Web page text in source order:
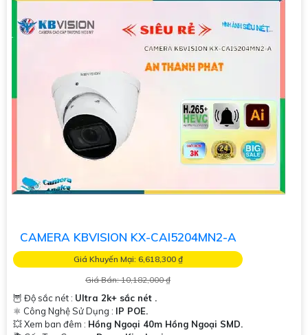
CAMERA KBVISION KX-CAI5204MN2-A
Giá Khuyến Mại: 6,618,300 ₫
Giá Bán: 10,182,000 ₫
🦉 Độ sắc nét : Ultra 2k+ sắc nét .
⚛️ Công Nghệ Sử Dụng : IP POE.
💥 Xem ban đêm : Hồng Ngoại 40m Hồng Ngoại SMD.